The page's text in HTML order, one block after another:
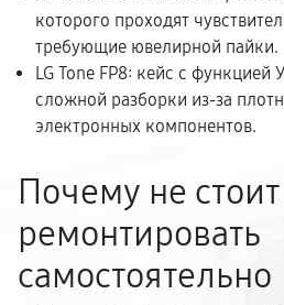
которого проходят
требующие ювелирной пайки.
LG Tone FP8: кейс с функцией
сложной разборки из-за
электронных компонентов.
Почему не стоит
ремонтировать
самостоятельно